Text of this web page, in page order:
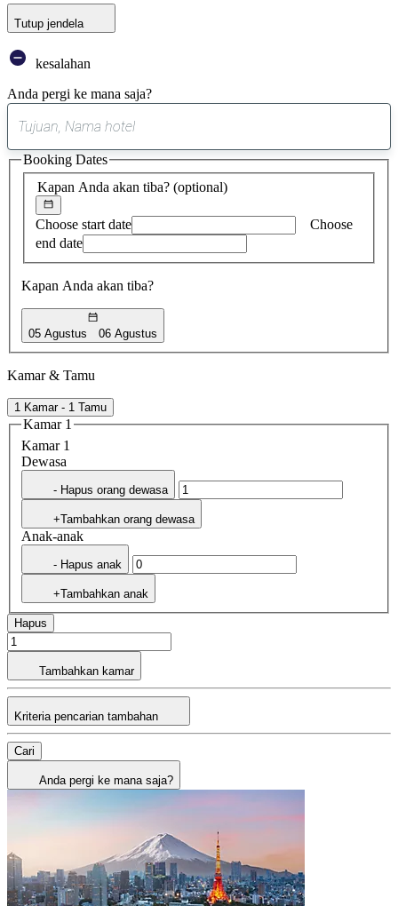
Tutup jendela
kesalahan
Anda pergi ke mana saja?
saran
ditemukan
Kapan Anda akan tiba? (optional)
Choose start date
Choose
end date
Kapan Anda akan tiba?
05 Agustus 06 Agustus
Booking Dates
Kamar & Tamu
1 Kamar - 1 Tamu
Kamar 1
Kamar 1
Dewasa
- Hapus orang dewasa
+Tambahkan orang dewasa
Anak-anak
- Hapus anak
+Tambahkan anak
Hapus
Tambahkan kamar
Kriteria pencarian tambahan
Cari
Anda pergi ke mana saja?